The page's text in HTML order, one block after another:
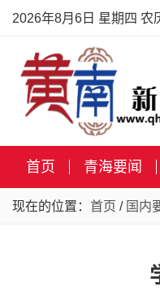
2026年8月6日 星期四 农
首页 青海要闻
现在的位置： 首页 / 国内